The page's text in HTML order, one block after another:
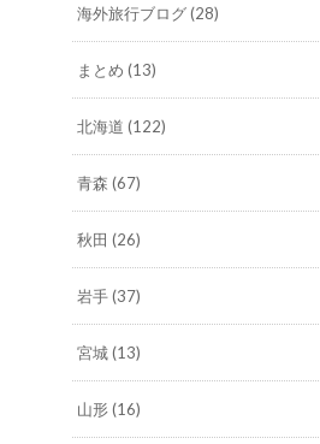
海外旅行ブログ(28)
まとめ (13)
北海道 (122)
青森 (67)
秋田 (26)
岩手(37)
宮城(13)
山形(16)